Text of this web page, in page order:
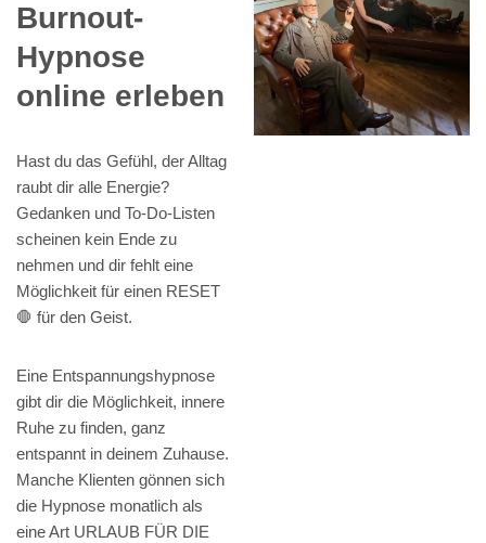
Burnout-
Hypnose
online erleben
Hast du das Gefühl, der Alltag
raubt dir alle Energie?
Gedanken und To-Do-Listen
scheinen kein Ende zu
nehmen und dir fehlt eine
Möglichkeit für einen RESET
🛑 für den Geist.
Eine Entspannungshypnose
gibt dir die Möglichkeit, innere
Ruhe zu finden, ganz
entspannt in deinem Zuhause.
Manche Klienten gönnen sich
die Hypnose monatlich als
eine Art URLAUB FÜR DIE